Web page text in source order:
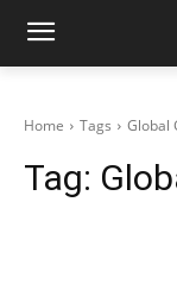
Home Tags Global
Tag: